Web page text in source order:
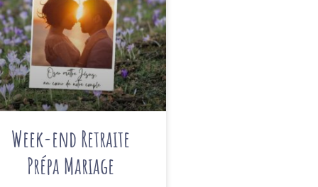
Week-end Retraite
Prépa Mariage